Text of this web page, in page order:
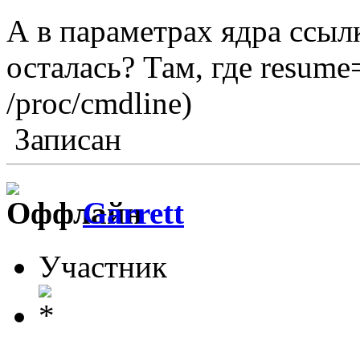
А в параметрах ядра
осталась? Там, где
/proc/cmdline)
Записан
Garrett
Участник